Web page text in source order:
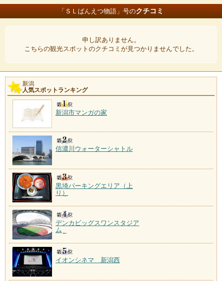
「ＳＬばんえつ物語」号のクチコミ
申し訳ありません。
こちらの観光スポットのクチコミが見つかりませんでした。
新潟
人気スポットランキング
新潟市マンガの家
信濃川ウォーターシャトル
黒埼パーキングエリア（上
り）
デンカビッグスワンスタジア
ム
イオンシネマ 新潟西